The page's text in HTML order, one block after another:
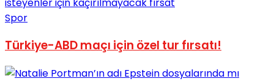
Spor
Türkiye-ABD maçı için özel tur fırsatı!